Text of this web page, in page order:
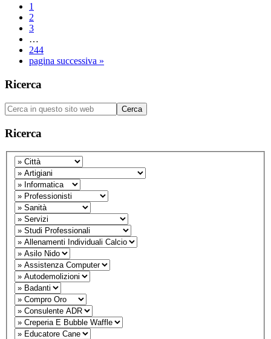
Pagina
1
Pagina
2
Pagina
3
interim
omesse
…
Pagina
244
Vai
pagina successiva »
Barra
laterale
primaria
Ricerca
Cerca
in
questo
sito
web
Ricerca